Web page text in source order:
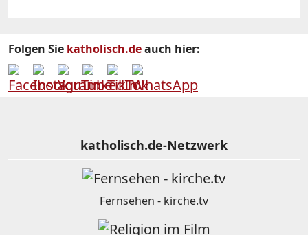
Folgen Sie katholisch.deauch hier:
katholisch.de-Netzwerk
Fernsehen - kirche.tv